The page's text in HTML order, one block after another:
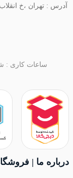
آدرس : تهران ،خ
ساعات کاری : شنبه تا
درباره ما |